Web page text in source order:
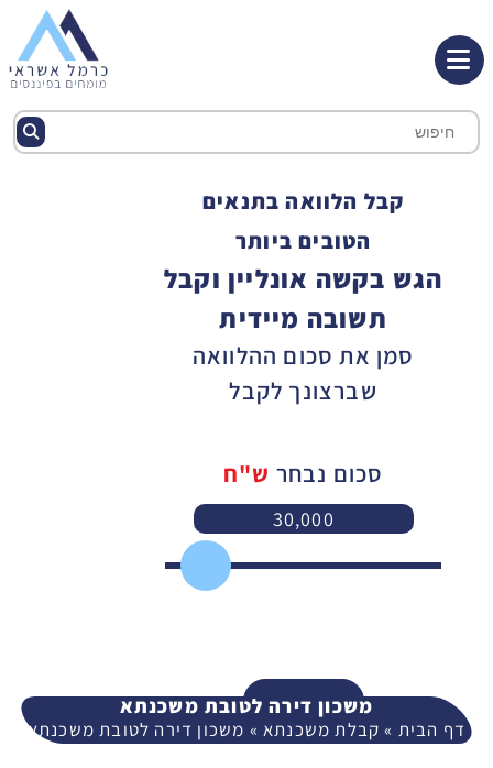
קבל הלוואה בתנאים
הטובים ביותר
הגש בקשה אונליין וקבל
תשובה מיידית
סמן את סכום ההלוואה
שברצונך לקבל
סכום נבחר ש"ח
30,000
המשך
משכון דירה לטובת משכנתא
דף הבית » קבלת משכנתא » משכון דירה לטובת משכנתא